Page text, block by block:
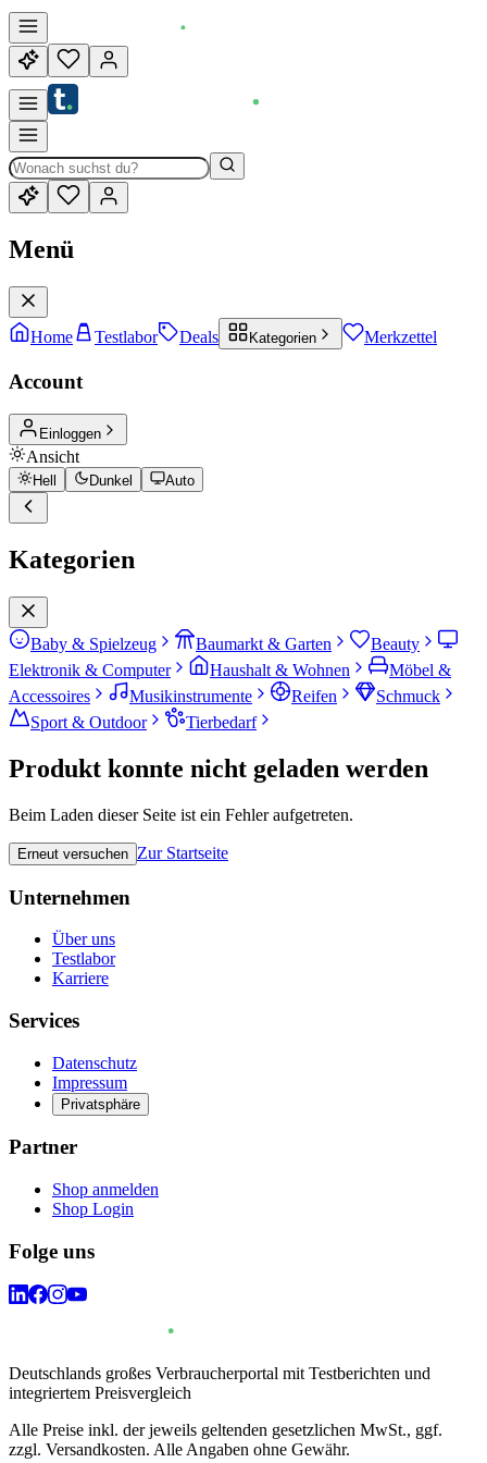
Menü
Home Testlabor Deals Kategorien Merkzettel
Account
Einloggen
Ansicht
Hell Dunkel Auto
Kategorien
Baby & Spielzeug Baumarkt & Garten
Beauty
Elektronik & Computer
Haushalt & Wohnen
Möbel &
Accessoires
Musikinstrumente Reifen
Schmuck
Sport & Outdoor
Tierbedarf
Produkt konnte nicht geladen werden
Beim Laden dieser Seite ist ein Fehler aufgetreten.
Erneut versuchen Zur Startseite
Unternehmen
Über uns
Testlabor
Karriere
Services
Datenschutz
Impressum
Privatsphäre
Partner
Shop anmelden
Shop Login
Folge uns
Deutschlands großes Verbraucherportal mit Testberichten und
integriertem Preisvergleich
Alle Preise inkl. der jeweils geltenden gesetzlichen MwSt., ggf.
zzgl. Versandkosten. Alle Angaben ohne Gewähr.